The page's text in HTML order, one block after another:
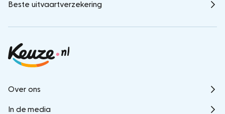
Over ons
In de media
Beste uitvaartverzekering